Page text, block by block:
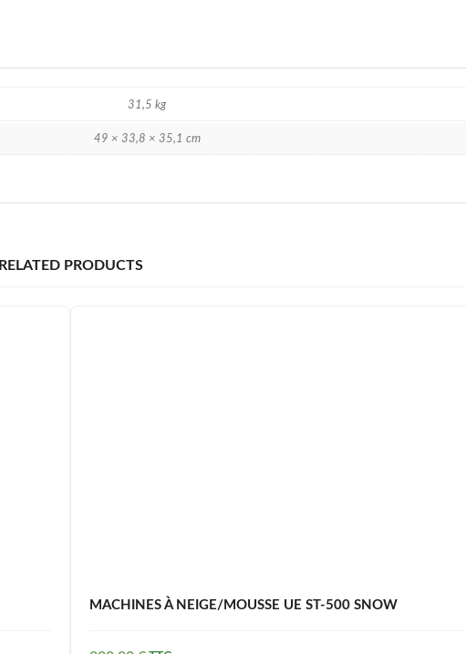
31,5 kg
49 × 33,8 × 35,1 cm
RELATED PRODUCTS
MACHINES À NEIGE/MOUSSE UE ST-500 SNOW